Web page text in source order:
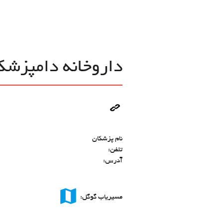
داروخانه
نام پزشکان
تلفن:
آدرس:
مسیریاب گوگل: map